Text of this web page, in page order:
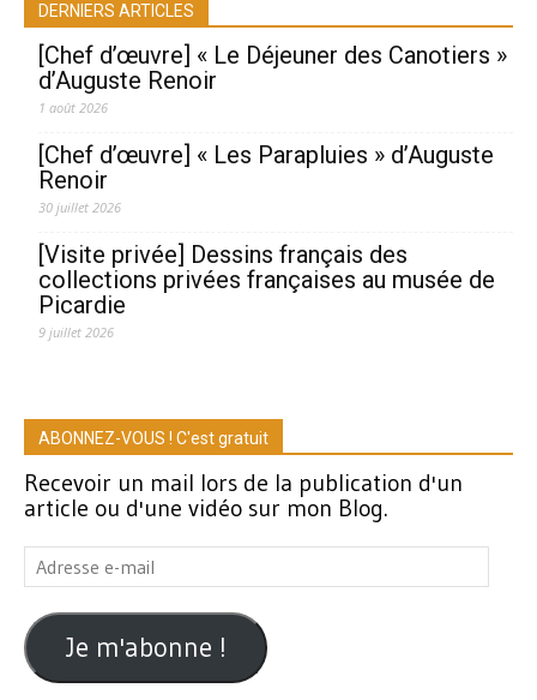
DERNIERS ARTICLES
[Chef d’œuvre] « Le Déjeuner des Canotiers »
d’Auguste Renoir
1 août 2026
[Chef d’œuvre] « Les Parapluies » d’Auguste
Renoir
30 juillet 2026
[Visite privée] Dessins français des
collections privées françaises au musée de
Picardie
9 juillet 2026
ABONNEZ-VOUS ! C'est gratuit
Recevoir un mail lors de la publication d'un
article ou d'une vidéo sur mon Blog.
Adresse
e-
mail
Je m'abonne !